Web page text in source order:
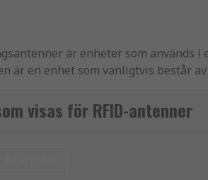
är enheter som används i
är en enhet som vanligtvis består
genom att aktivera dem,
visas för RFID-antenner